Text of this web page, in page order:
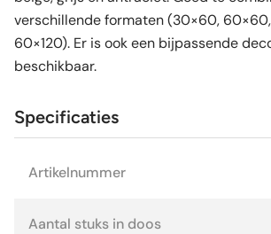
verschillende formaten (30×60,
60×120). Er is ook een bijpassende
beschikbaar.
Specificaties
Artikelnummer
Aantal stuks in doos